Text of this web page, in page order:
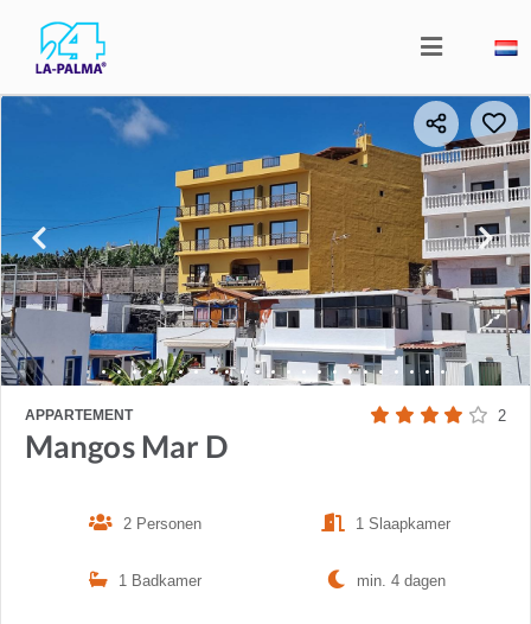
APPARTEMENT 2
Mangos Mar D
2 Personen 1 Slaapkamer
1 Badkamer min. 4 dagen